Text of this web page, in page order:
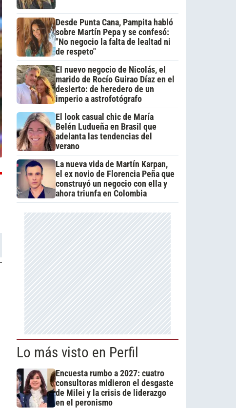
Desde Punta Cana, Pampita habló
sobre Martín Pepa y se confesó:
"No negocio la falta de lealtad ni
de respeto"
El nuevo negocio de Nicolás, el
marido de Rocío Guirao Díaz en el
desierto: de heredero de un
imperio a astrofotógrafo
El look casual chic de María
Belén Ludueña en Brasil que
adelanta las tendencias del
verano
La nueva vida de Martín Karpan,
el ex novio de Florencia Peña que
construyó un negocio con ella y
ahora triunfa en Colombia
Lo más visto en Perfil
Encuesta rumbo a 2027: cuatro
consultoras midieron el desgaste
de Milei y la crisis de liderazgo
en el peronismo